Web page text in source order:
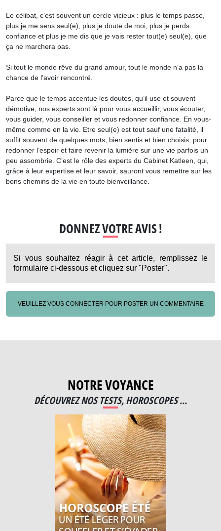
Le célibat, c’est souvent un cercle vicieux : plus le temps passe,
plus je me sens seul(e), plus je doute de moi, plus je perds
confiance et plus je me dis que je vais rester tout(e) seul(e), que
ça ne marchera pas.
Si tout le monde rêve du grand amour, tout le monde n’a pas la
chance de l’avoir rencontré.
Parce que le temps accentue les doutes, qu’il use et souvent
démotive, nos experts sont là pour vous accueillir, vous écouter,
vous guider, vous conseiller et vous redonner confiance. En vous-
même comme en la vie. Etre seul(e) est tout sauf une fatalité, il
suffit souvent de quelques mots, bien sentis et bien choisis, pour
redonner l’espoir et faire revenir la lumière sur une vie parfois un
peu assombrie. C’est le rôle des experts du Cabinet Katleen, qui,
grâce à leur expertise et leur savoir, sauront vous remettre sur les
bons chemins de la vie en toute bienveillance.
DONNEZ VOTRE AVIS !
Si vous souhaitez réagir à cet article, remplissez le
formulaire ci-dessous et cliquez sur "Poster".
VEUILLEZ VOUS CONNECTER POUR POSTER UN COMMENTAIRE
NOTRE VOYANCE
DÉCOUVREZ NOS TESTS, HOROSCOPES ...